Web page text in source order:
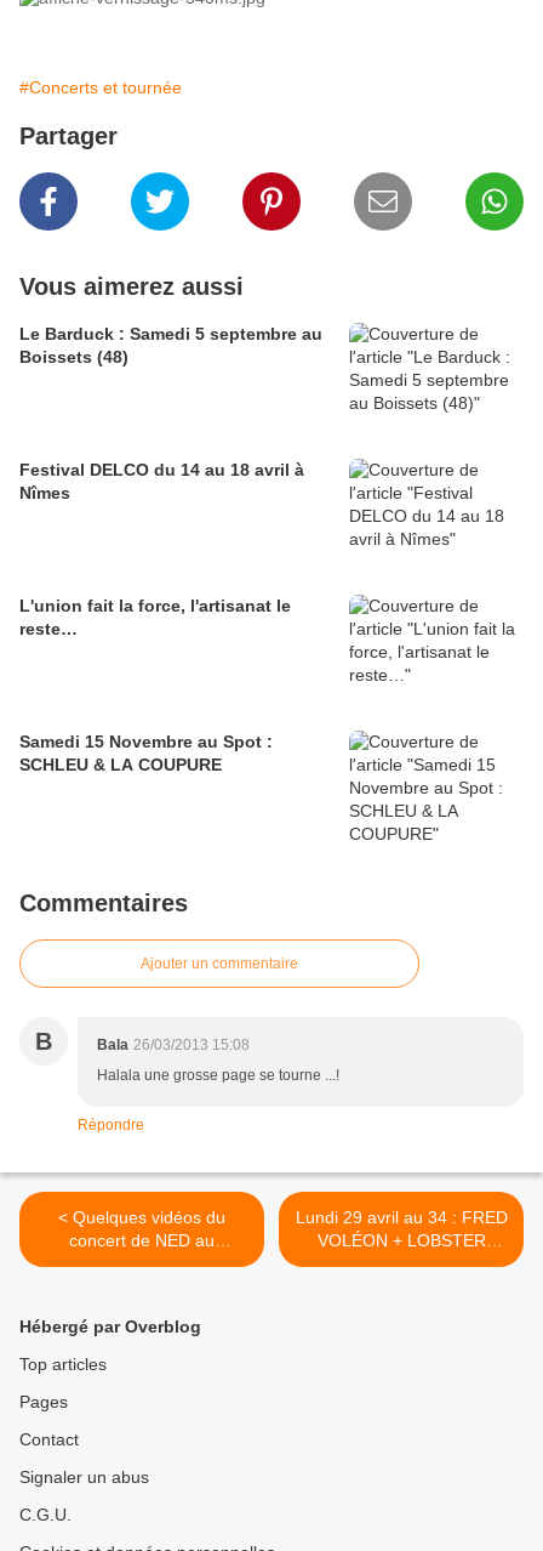
#Concerts et tournée
Partager
Vous aimerez aussi
Le Barduck : Samedi 5 septembre au
Boissets (48)
Festival DELCO du 14 au 18 avril à
Nîmes
L'union fait la force, l'artisanat le
reste…
Samedi 15 Novembre au Spot :
SCHLEU & LA COUPURE
Commentaires
Ajouter un commentaire
B Bala 26/03/2013 15:08
Halala une grosse page se tourne ...!
Répondre
< Quelques vidéos du
concert de NED au
Méridien le 2 Mars 2013
Lundi 29 avril au 34 : FRED
VOLÉON + LOBSTER
KILLED ME >
Hébergé par Overblog
Top articles
Pages
Contact
Signaler un abus
C.G.U.